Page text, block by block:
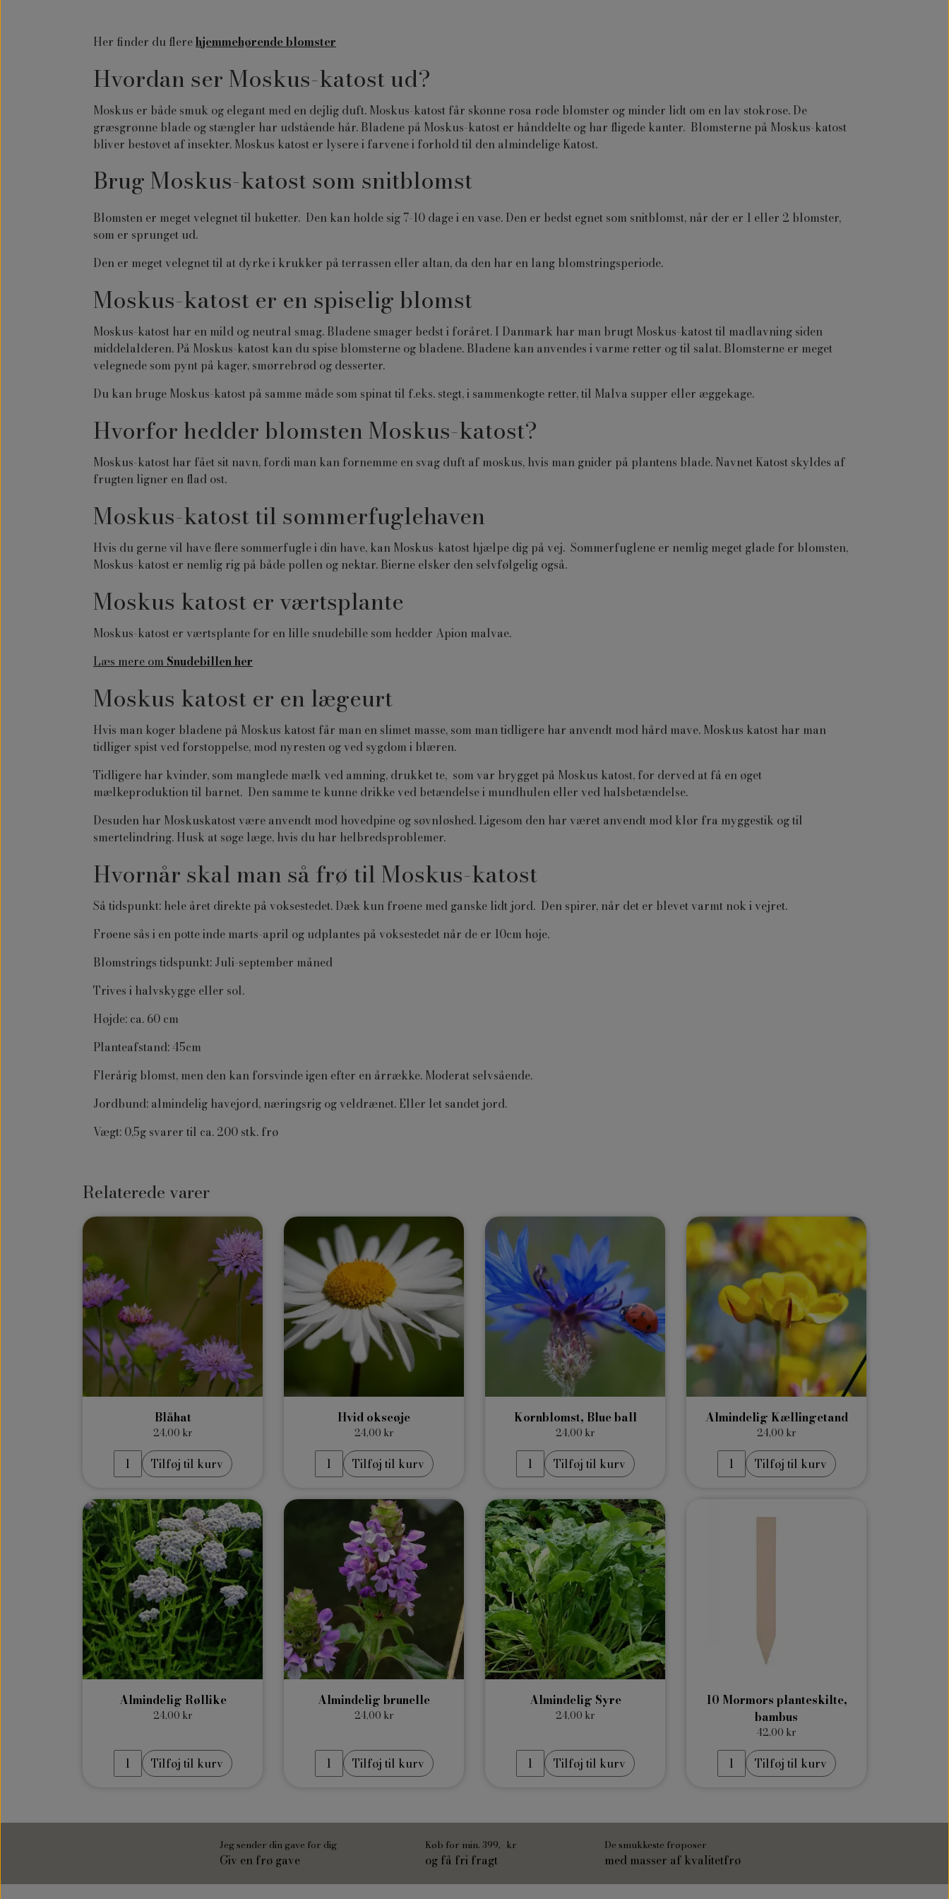
Her finder du flerehjemmehørende blomster
Hvordan ser Moskus-katost ud?
Moskus er både smuk og elegant med en dejlig duft. Moskus-katost får skønne rosa røde blomster og minder lidt om en lav stokrose. De
græsgrønne blade og stængler har udstående hår. Bladene på Moskus-katost er hånddelte og har fligede kanter. Blomsterne på Moskus-katost
bliver bestøvet af insekter. Moskus katost er lysere i farvene i forhold til den almindelige Katost.
Brug Moskus-katost som snitblomst
Blomsten er meget velegnet til buketter. Den kan holde sig 7-10 dage i en vase. Den er bedst egnet som snitblomst, når der er 1 eller 2 blomster,
som er sprunget ud.
Den er meget velegnet til at dyrke i krukker på terrassen eller altan, da den har en lang blomstringsperiode.
Moskus-katost er en spiselig blomst
Moskus-katost har en mild og neutral smag. Bladene smager bedst i foråret. I Danmark har man brugt Moskus-katost til madlavning siden
middelalderen. På Moskus-katost kan du spise blomsterne og bladene. Bladene kan anvendes i varme retter og til salat. Blomsterne er meget
velegnede som pynt på kager, smørrebrød og desserter.
Du kan bruge Moskus-katost på samme måde som spinat til f.eks. stegt, i sammenkogte retter, til Malva supper eller æggekage.
Hvorfor hedder blomsten Moskus-katost?
Moskus-katost har fået sit navn, fordi man kan fornemme en svag duft af moskus, hvis man gnider på plantens blade. Navnet Katost skyldes af
frugten ligner en flad ost.
Moskus-katost til sommerfuglehaven
Hvis du gerne vil have flere sommerfugle i din have, kan Moskus-katost hjælpe dig på vej. Sommerfuglene er nemlig meget glade for blomsten,
Moskus-katost er nemlig rig på både pollen og nektar. Bierne elsker den selvfølgelig også.
Moskus katost er værtsplante
Moskus-katost er værtsplante for en lille snudebille som hedder Apion malvae.
Læs mere om Snudebillen her
Moskus katost er en lægeurt
Hvis man koger bladene på Moskus katost får man en slimet masse, som man tidligere har anvendt mod hård mave. Moskus katost har man
tidliger spist ved forstoppelse, mod nyresten og ved sygdom i blæren.
Tidligere har kvinder, som manglede mælk ved amning, drukket te, som var brygget på Moskus katost, for derved at få en øget
mælkeproduktion til barnet. Den samme te kunne drikke ved betændelse i mundhulen eller ved halsbetændelse.
Desuden har Moskuskatost være anvendt mod hovedpine og søvnløshed. Ligesom den har været anvendt mod klør fra myggestik og til
smertelindring. Husk at søge læge, hvis du har helbredsproblemer.
Hvornår skal man så frø til Moskus-katost
Så tidspunkt: hele året direkte på voksestedet. Dæk kun frøene med ganske lidt jord. Den spirer, når det er blevet varmt nok i vejret.
Frøene sås i en potte inde marts-april og udplantes på voksestedet når de er 10cm høje.
Blomstrings tidspunkt: Juli-september måned
Trives i halvskygge eller sol.
Højde: ca. 60 cm
Planteafstand: 45cm
Flerårig blomst, men den kan forsvinde igen efter en årrække. Moderat selvsående.
Jordbund: almindelig havejord, næringsrig og veldrænet. Eller let sandet jord.
Vægt: 0,5g svarer til ca. 200 stk. frø
Relaterede varer
Blåhat
24,00 kr
Tilføj til kurv
Hvid okseøje
24,00 kr
Tilføj til kurv
Kornblomst, Blue ball
24,00 kr
Tilføj til kurv
Almindelig Kællingetand
24,00 kr
Tilføj til kurv
Almindelig Røllike
24,00 kr
Tilføj til kurv
Almindelig brunelle
24,00 kr
Tilføj til kurv
Almindelig Syre
24,00 kr
Tilføj til kurv
10 Mormors planteskilte,
bambus
42,00 kr
Tilføj til kurv
Jeg sender din gave for dig
Giv en frø gave
Køb for min. 399,- kr
og få fri fragt
De smukkeste frøposer
med masser af kvalitetfrø